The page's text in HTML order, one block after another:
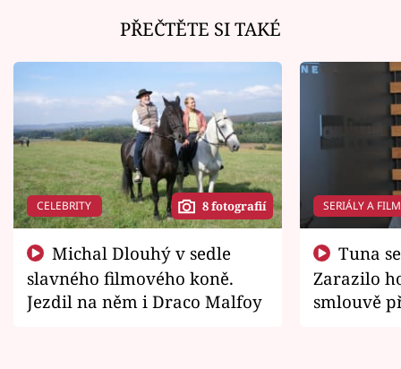
PŘEČTĚTE SI TAKÉ
CELEBRITY 8 fotografií
slavného filmového koně.
Jezdil na něm i Draco Malfoy
SERIÁLY A
Zarazilo
smlouvě